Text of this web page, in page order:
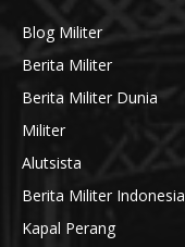
Blog Militer
Berita Militer
Berita Militer Dunia
Militer
Alutsista
Berita Militer Indonesia
Kapal Perang